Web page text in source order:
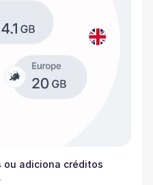
ou adiciona créditos